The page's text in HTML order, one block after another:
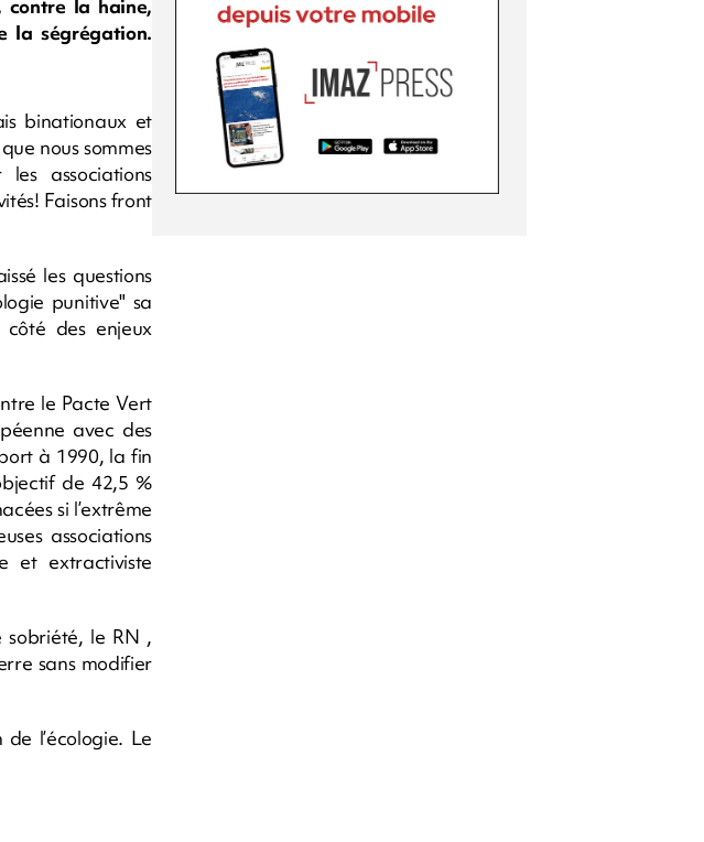
contre la haine,
la ségrégation.
binationaux et
nous sommes
associations
Faisons front
les questions
punitive" sa
des enjeux
le Pacte Vert
avec des
à 1990, la fin
de 42,5 %
si l’extrême
associations
et extractiviste
sobriété, le RN ,
sans modifier
l’écologie. Le